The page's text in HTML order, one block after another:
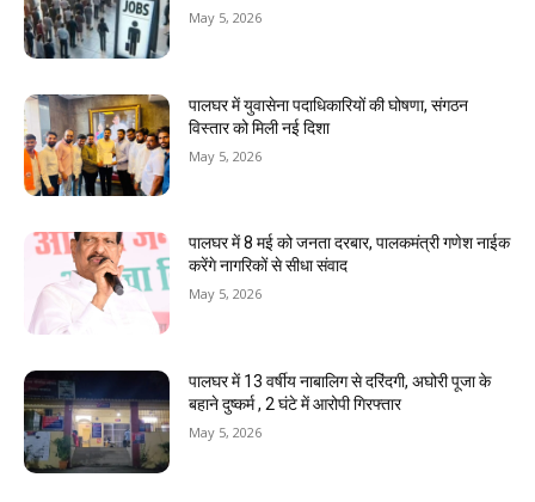
May 5, 2026
पालघर में युवासेना पदाधिकारियों की घोषणा, संगठन
विस्तार को मिली नई दिशा
May 5, 2026
पालघर में 8 मई को जनता दरबार, पालकमंत्री गणेश नाईक
करेंगे नागरिकों से सीधा संवाद
May 5, 2026
पालघर में 13 वर्षीय नाबालिग से दरिंदगी, अघोरी पूजा के
बहाने दुष्कर्म , 2 घंटे में आरोपी गिरफ्तार
May 5, 2026